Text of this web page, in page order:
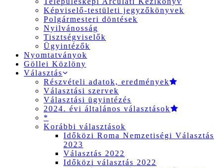
Képviselő-testületi jegyzőkönyvek
Polgármesteri döntések
Nyilvánosság
Tisztségviselők
Ügyintézők
Nyomtatványok
Göllei Közlöny
Választás
Részvételi adatok, eredmények
Választási szervek
Választási ügyintézés
2024. évi általános választások
*
Korábbi választások
Időközi Roma Nemzetiségi Választás
2023
Választás 2022
Időközi választás 2022